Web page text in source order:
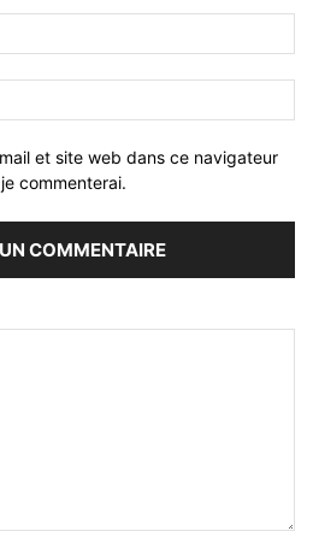
et site web dans ce navigateur
commenterai.